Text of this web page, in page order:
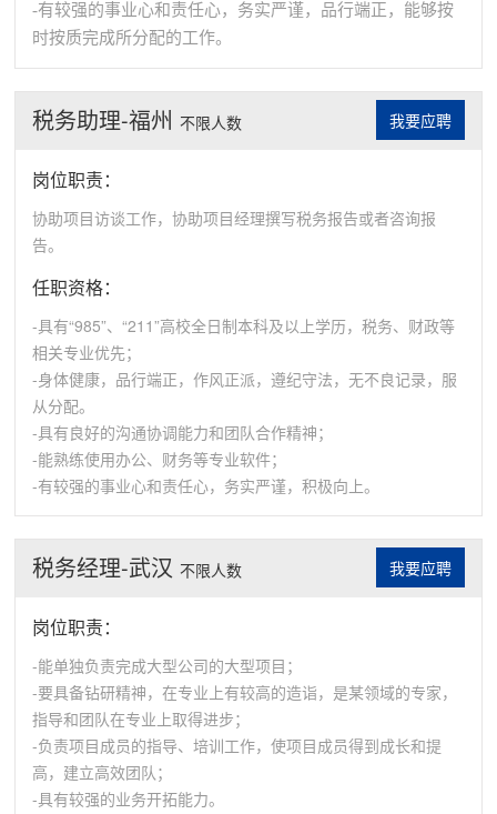
-有较强的事业心和责任心，务实严谨，品行端正，能够按
时按质完成所分配的工作。
税务助理-福州 不限人数 我要应聘
岗位职责：
协助项目访谈工作，协助项目经理撰写税务报告或者咨询报
告。
任职资格：
-具有“985”、“211”高校全日制本科及以上学历，税务、财政等
相关专业优先；
-身体健康，品行端正，作风正派，遵纪守法，无不良记录，服
从分配。
-具有良好的沟通协调能力和团队合作精神；
-能熟练使用办公、财务等专业软件；
-有较强的事业心和责任心，务实严谨，积极向上。
税务经理-武汉 不限人数 我要应聘
岗位职责：
-能单独负责完成大型公司的大型项目；
-要具备钻研精神，在专业上有较高的造诣，是某领域的专家，
指导和团队在专业上取得进步；
-负责项目成员的指导、培训工作，使项目成员得到成长和提
高，建立高效团队；
-具有较强的业务开拓能力。